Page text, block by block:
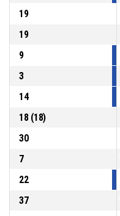
19
19
9
3
14
18(18)
30
7
22
37